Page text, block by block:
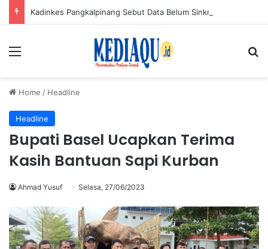
Menu
Home / Headline
Headline
Bupati Basel Ucapkan Terima
Kasih Bantuan Sapi Kurban
Ahmad Yusuf Selasa, 27/06/2023